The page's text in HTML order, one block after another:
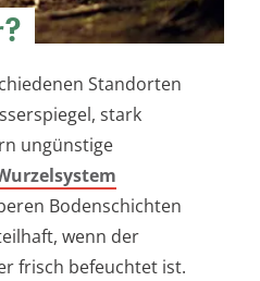
Standorten
stark
ungünstige
Bodenschichten
wenn der
frisch befeuchtet ist.